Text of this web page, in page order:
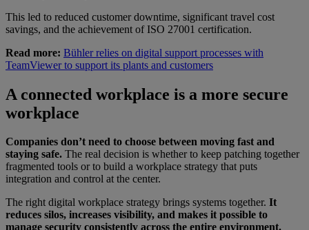
This led to reduced customer downtime, significant travel cost
savings, and the achievement of ISO 27001 certification.
Read more: Bühler relies on digital support processes with
TeamViewer to support its plants and customers
A connected workplace is a more secure
workplace
Companies don’t need to choose between moving fast and
staying safe. The real decision is whether to keep patching together
fragmented tools or to build a workplace strategy that puts
integration and control at the center.
The right digital workplace strategy brings systems together. It
reduces silos, increases visibility, and makes it possible to
manage security consistently across the entire environment.